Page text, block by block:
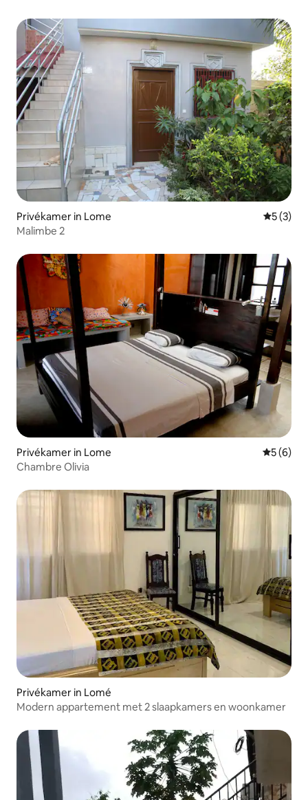
Privékamer in Lome
5 (3)
Malimbe 2
Privékamer in Lome
5 (6)
Chambre Olivia
Privékamer in Lomé
Modern appartement met 2 slaapkamers en woonkamer